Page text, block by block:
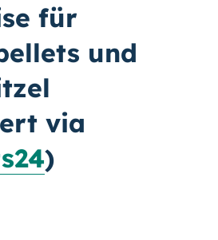
für
und
via
)